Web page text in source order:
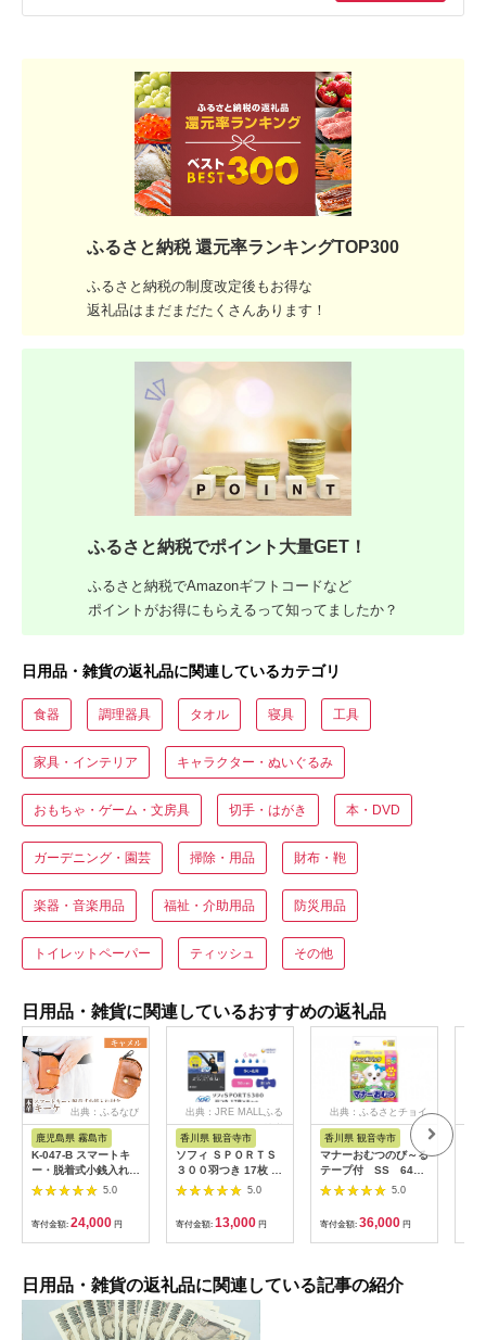
ふるさと納税 還元率ランキングTOP300
ふるさと納税の制度改定後もお得な
返礼品はまだまだたくさんあります！
ふるさと納税でポイント大量GET！
ふるさと納税でAmazonギフトコードなど
ポイントがお得にもらえるって知ってましたか？
日用品・雑貨の返礼品に関連しているカテゴリ
食器 調理器具 タオル 寝具 工具
家具・インテリア キャラクター・ぬいぐるみ
おもちゃ・ゲーム・文房具 切手・はがき 本・DVD
ガーデニング・園芸 掃除・用品 財布・鞄
楽器・音楽用品 福祉・介助用品 防災用品
トイレットペーパー ティッシュ その他
日用品・雑貨に関連しているおすすめの返礼品
出典：ふるなび
鹿児島県 霧島市
K-047-B スマートキ
ー・脱着式小銭入れ付
きキーケース＜キャメ
ル＞【m's】霧島市 革
革製品 牛革 本革 ヌメ
革 キーケース コイン
ケース 小銭入れ ハン
5.0
寄付金額: 24,000 円
出典：JRE MALLふる
さと納税
香川県 観音寺市
ソフィ ＳＰＯＲＴＳ
３００羽つき 17枚 ×8
日用品 生理用品 ナプ
キン ずれに強い スポ
ーツ用 ユニチャーム
5.0
寄付金額: 13,000 円
出典：ふるさとチョイ
香川県 観音寺市
マナーおむつのび～る
テープ付 SS 64枚
× 6袋
5.0
寄付金額: 36,000 円
日用品・雑貨の返礼品に関連している記事の紹介